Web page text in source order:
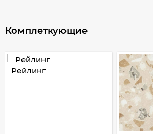
Комплеткующие
Рейлинг